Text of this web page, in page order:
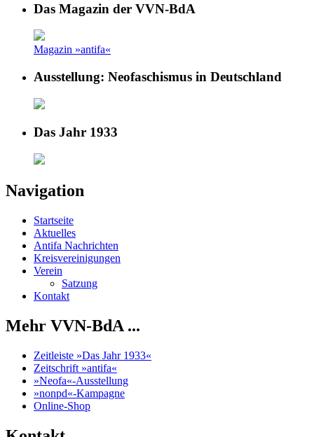
Das Magazin der VVN-BdA
Magazin »antifa«
Ausstellung: Neofaschismus in Deutschland
Das Jahr 1933
Navigation
Startseite
Aktuelles
Antifa Nachrichten
Kreisvereinigungen
Verein
Satzung
Kontakt
Mehr VVN-BdA ...
Zeitleiste »Das Jahr 1933«
Zeitschrift »antifa«
»Neofa«-Ausstellung
»nonpd«-Kampagne
Online-Shop